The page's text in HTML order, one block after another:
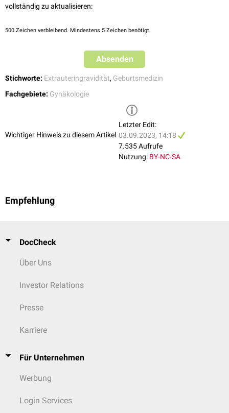
vollständig zu aktualisieren:
500 Zeichen verbleibend. Mindestens 5 Zeichen benötigt.
Absenden
Stichworte: Extrauteringravidität, Geburtsmedizin
Fachgebiete: Gynäkologie
Wichtiger Hinweis zu diesem Artikel
Letzter Edit:
03.09.2023, 14:18
7.535 Aufrufe
Nutzung: BY-NC-SA
Empfehlung
DocCheck
Über Uns
Investor Relations
Presse
Karriere
Für Unternehmen
Werbung
Login Services